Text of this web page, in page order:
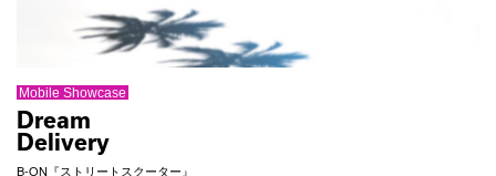
Mobile Showcase
Dream
Delivery
B-ON『ストリートスクーター』